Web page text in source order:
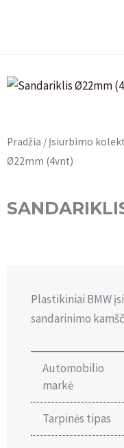
Pradžia / Įsiurbimo
Ø22mm (4vnt)
Plastikiniai BMW
sandarinimo
Automobilio
markė
Tarpinės tipas